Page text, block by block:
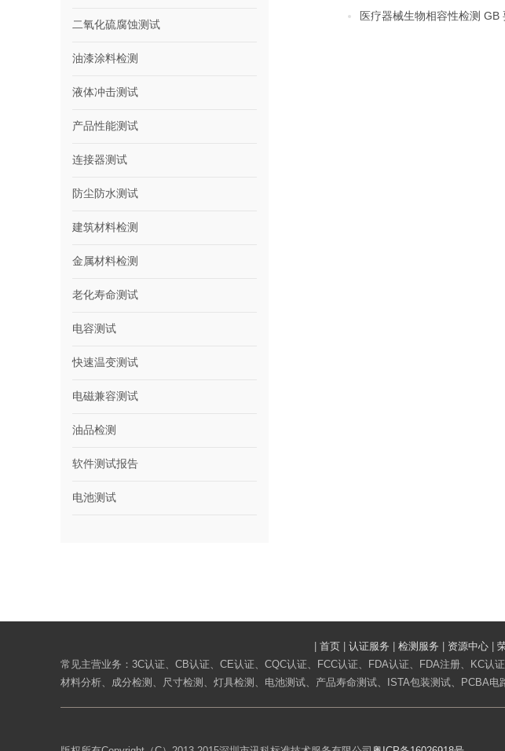
二氧化硫腐蚀测试
油漆涂料检测
液体冲击测试
产品性能测试
连接器测试
防尘防水测试
建筑材料检测
金属材料检测
老化寿命测试
电容测试
快速温变测试
电磁兼容测试
油品检测
软件测试报告
电池测试
医疗器械生物相容性检测 GB
首页 认证服务 检测服务 资源中心
常见主营业务：3C认证、CB认证、CE认证、CQC认证、FCC认证、FDA认证、FDA注册、KC
材料分析、成分检测、尺寸检测、灯具检测、电池测试、产品寿命测试、ISTA包装测试、PCBA